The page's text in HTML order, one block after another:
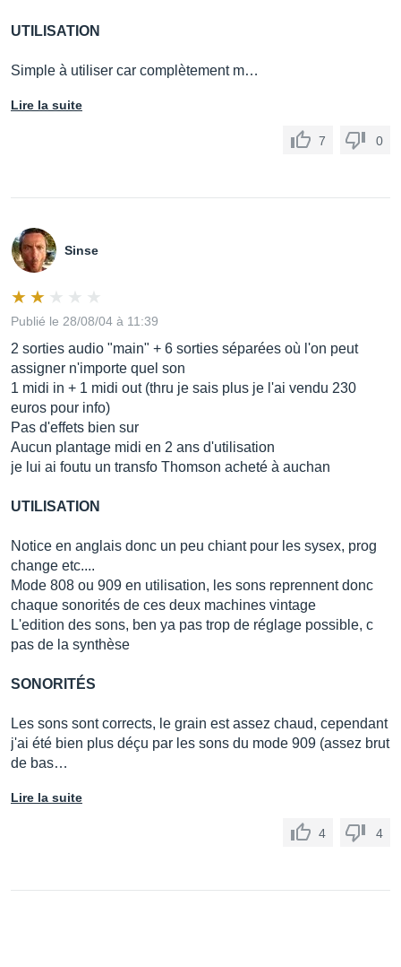
UTILISATION
Simple à utiliser car complètement m…
Lire la suite
7 0
Sinse
Publié le 28/08/04 à 11:39
2 sorties audio "main" + 6 sorties séparées où l'on peut
assigner n'importe quel son
1 midi in + 1 midi out (thru je sais plus je l'ai vendu 230
euros pour info)
Pas d'effets bien sur
Aucun plantage midi en 2 ans d'utilisation
je lui ai foutu un transfo Thomson acheté à auchan
UTILISATION
Notice en anglais donc un peu chiant pour les sysex, prog
change etc....
Mode 808 ou 909 en utilisation, les sons reprennent donc
chaque sonorités de ces deux machines vintage
L'edition des sons, ben ya pas trop de réglage possible, c
pas de la synthèse
SONORITÉS
Les sons sont corrects, le grain est assez chaud, cependant
j'ai été bien plus déçu par les sons du mode 909 (assez brut
de bas…
Lire la suite
4 4